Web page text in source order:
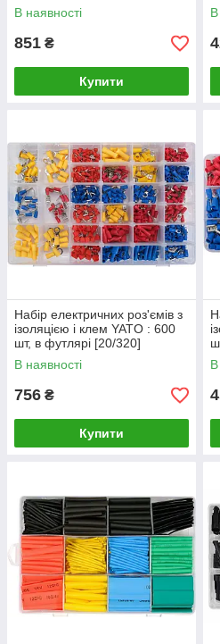
В наявності
851 ₴
Купити
В
Набір електричних роз'ємів з
ізоляцією і клем YATO : 600
шт, в футлярі [20/320]
В наявності
756 ₴
Купити
В